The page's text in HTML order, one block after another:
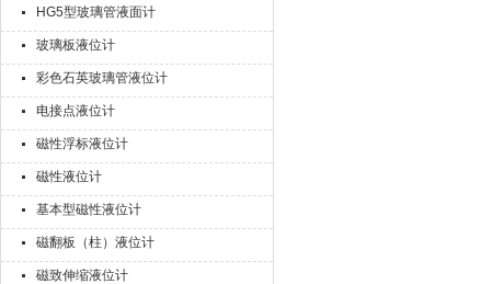
HG5型玻璃管液面计
玻璃板液位计
彩色石英玻璃管液位计
电接点液位计
磁性浮标液位计
磁性液位计
基本型磁性液位计
磁翻板（柱）液位计
磁致伸缩液位计